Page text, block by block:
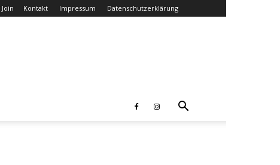
Kontakt Impressum Datenschutzerklärung